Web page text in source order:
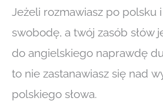
Jeżeli rozmawiasz po polsku
swobodę, a twój zasób słów
do angielskiego naprawdę
to nie zastanawiasz się nad
polskiego słowa.
upraszczaj
–
#25